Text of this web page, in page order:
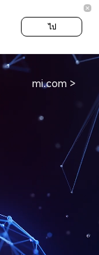
ไป
mi.com >